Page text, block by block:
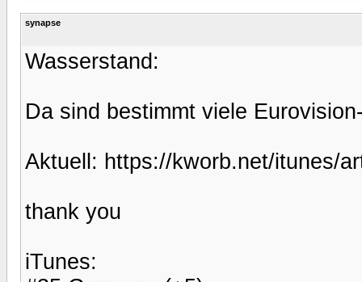
synapse
Wasserstand:
Da sind bestimmt viele
Aktuell: https://kworb.net/itunes/
thank you
iTunes: